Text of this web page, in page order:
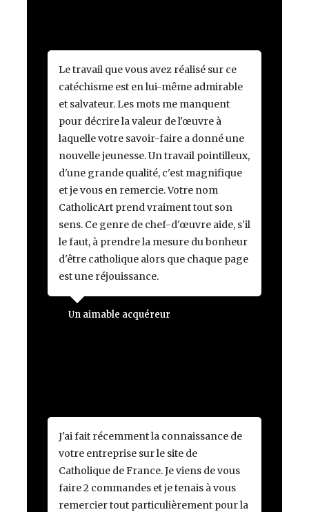
Le travail que vous avez réalisé sur ce
catéchisme est en lui-même admirable
et salvateur. Les mots me manquent
pour décrire la valeur de l'œuvre à
laquelle votre savoir-faire a donné une
nouvelle jeunesse. Un travail pointilleux,
d'une grande qualité, c'est magnifique
et je vous en remercie. Votre nom
CatholicArt prend vraiment tout son
sens. Ce genre de chef-d'œuvre aide, s'il
le faut, à prendre la mesure du bonheur
d'être catholique alors que chaque page
est une réjouissance.
Un aimable acquéreur
J'ai fait récemment la connaissance de
votre entreprise sur le site de
Catholique de France. Je viens de vous
faire 2 commandes et je tenais à vous
remercier tout particulièrement pour la